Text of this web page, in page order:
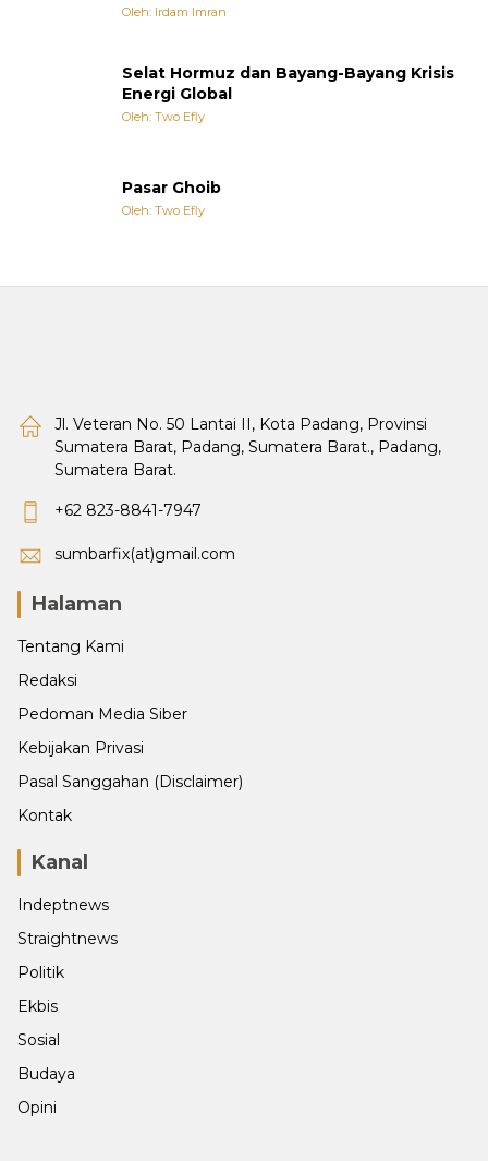
Oleh: Irdam Imran
Selat Hormuz dan Bayang-Bayang Krisis
Energi Global
Oleh: Two Efly
Pasar Ghoib
Oleh: Two Efly
Jl. Veteran No. 50 Lantai II, Kota Padang, Provinsi
Sumatera Barat, Padang, Sumatera Barat., Padang,
Sumatera Barat.
+62 823-8841-7947
sumbarfix(at)gmail.com
Halaman
Tentang Kami
Redaksi
Pedoman Media Siber
Kebijakan Privasi
Pasal Sanggahan (Disclaimer)
Kontak
Kanal
Indeptnews
Straightnews
Politik
Ekbis
Sosial
Budaya
Opini